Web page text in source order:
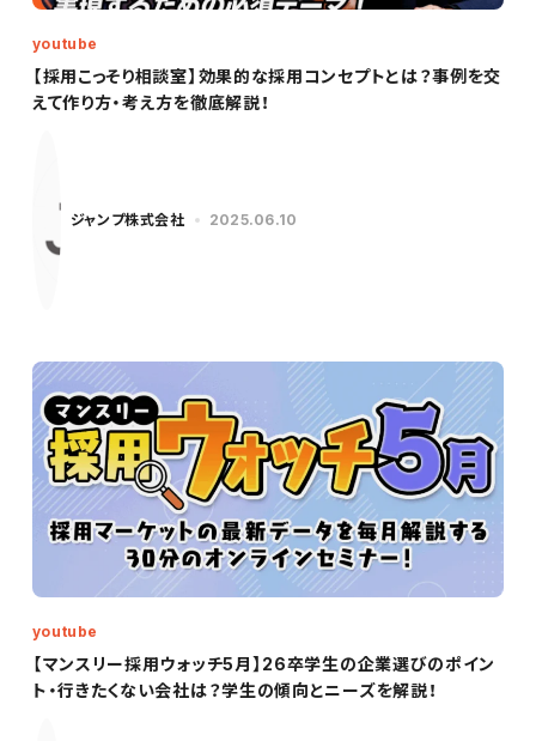
【採用こっそり相談室】効果的な採用コンセプトとは？事例を交
えて作り方・考え方を徹底解説！
youtube
ジャンプ株式会社 2025.06.10
【マンスリー採用ウォッチ5月】26卒学生の企業選びのポイン
ト・行きたくない会社は？学生の傾向とニーズを解説！
youtube